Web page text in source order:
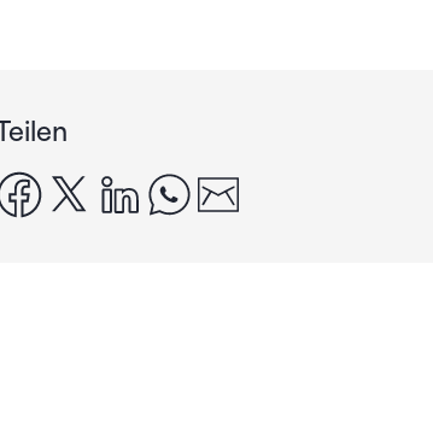
facebook
x linkedinwhatsapp